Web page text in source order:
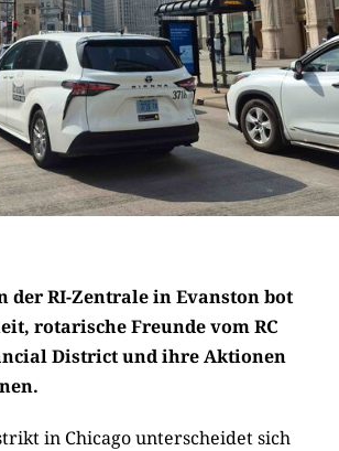
der RI-Zentrale in Evanston bot
rotarische Freunde vom RC
District und ihre Aktionen
in Chicago unterscheidet sich